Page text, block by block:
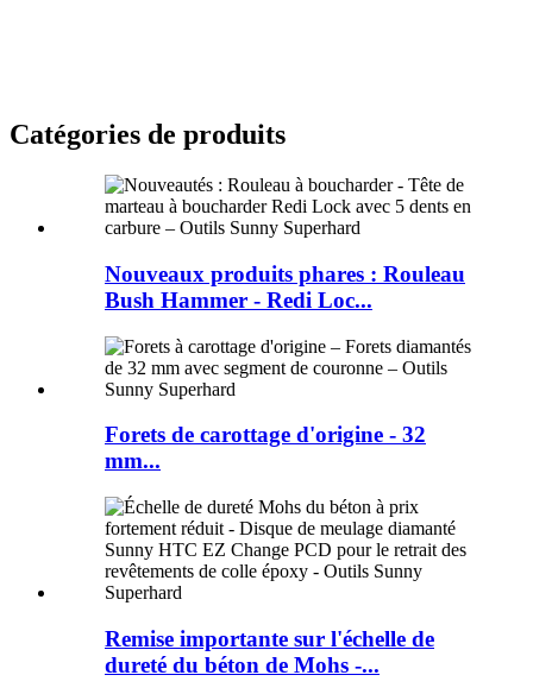
Catégories de produits
Nouveaux produits phares : Rouleau
Bush Hammer - Redi Loc...
Forets de carottage d'origine - 32
mm...
Remise importante sur l'échelle de
dureté du béton de Mohs -...